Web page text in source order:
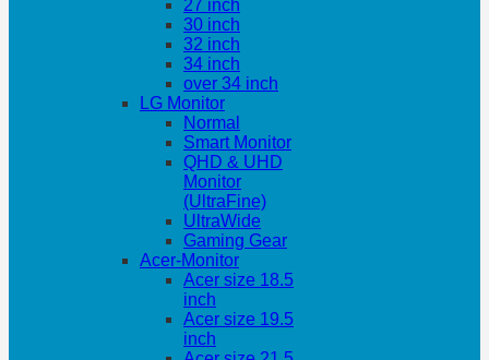
27 inch
30 inch
32 inch
34 inch
over 34 inch
LG Monitor
Normal
Smart Monitor
QHD & UHD
Monitor
(UltraFine)
UltraWide
Gaming Gear
Acer-Monitor
Acer size 18.5
inch
Acer size 19.5
inch